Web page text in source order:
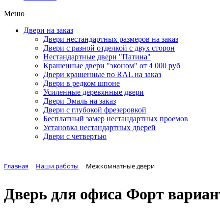
Меню
Двери на заказ
Двери нестандартных размеров на заказ
Двери с разной отделкой с двух сторон
Нестандартные двери "Патина"
Крашенные двери "эконом" от 4 000 руб
Двери крашенные по RAL на заказ
Двери в редком шпоне
Усиленные деревянные двери
Двери Эмаль на заказ
Двери с глубокой фрезеровкой
Бесплатный замер нестандартных проемов
Установка нестандартных дверей
Двери с четвертью
Главная Наши работы Межкомнатные двери
Дверь для офиса Форт